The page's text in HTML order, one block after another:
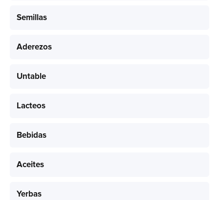
Semillas
Aderezos
Untable
Lacteos
Bebidas
Aceites
Yerbas